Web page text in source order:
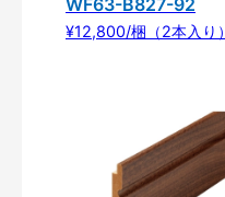
¥12,800/梱（2本入り）